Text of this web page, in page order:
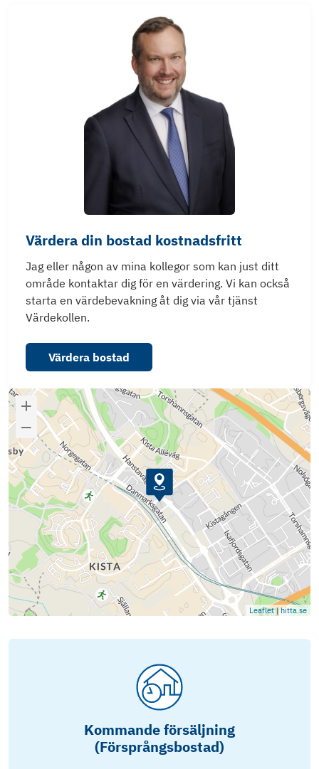
Värdera din bostad kostnadsfritt
Jag eller någon av mina kollegor som kan just ditt
område kontaktar dig för en värdering. Vi kan också
starta en värdebevakning åt dig via vår tjänst
Värdekollen.
Värdera bostad
Leaflet | hitta.se
Kommande försäljning
(Försprångsbostad)